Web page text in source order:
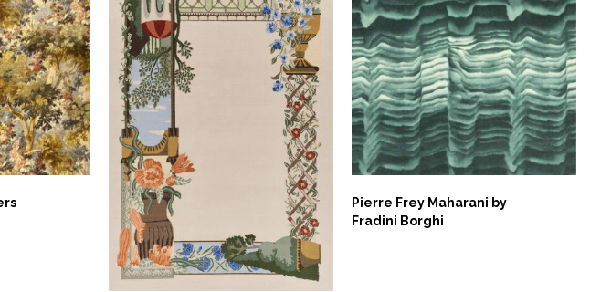
Pierre Frey Maharani by
Fradini Borghi
ASK NOW